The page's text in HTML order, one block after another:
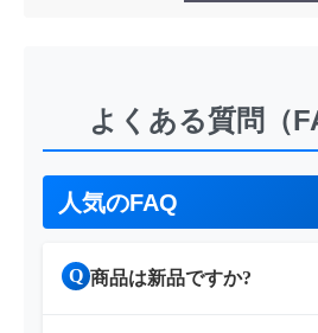
よくある質問（
人気のFAQ
Q 商品は新品ですか?